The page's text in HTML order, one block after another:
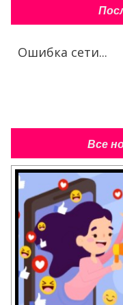
Ошибка сети...
Все